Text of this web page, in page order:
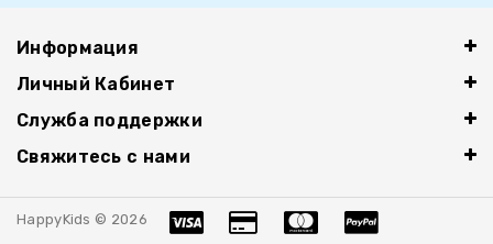
Информация
Личный Кабинет
Служба поддержки
Свяжитесь с нами
HappyKids © 2026